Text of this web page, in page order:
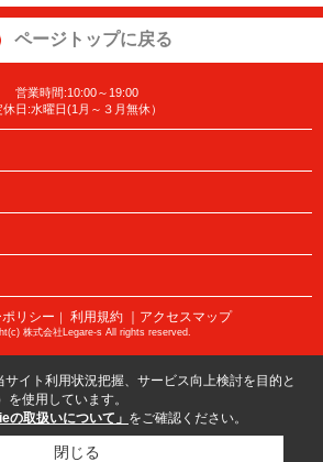
ページトップに戻る
営業時間:10:00～19:00
休日:水曜日(1月～３月無休）
リシー ｜ 利用規約 ｜アクセスマップ
株式会社Legare-s All rights reserved.
イト利用状況把握、サービス向上検討を目的と
使用しています。
の取扱いについて」 をご確認ください。
閉じる